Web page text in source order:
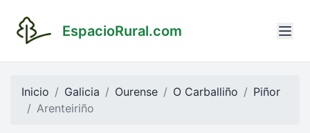
EspacioRural.com
Inicio Galicia Ourense O Carballiño
Piñor
Arenteiriño